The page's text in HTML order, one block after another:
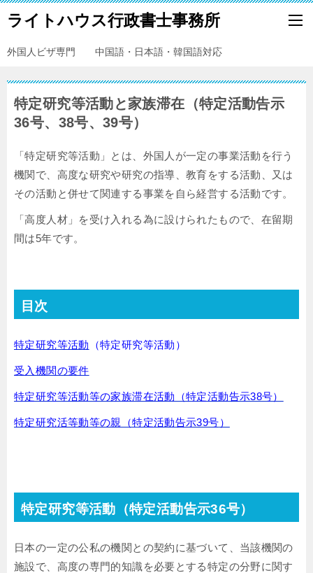
ライトハウス行政書士事務所
外国人ビザ専門 中国語・日本語・韓国語対応
特定研究等活動と家族滞在（特定活動告示
36号、38号、39号）
「特定研究等活動」とは、外国人が一定の事業活動を行う
機関で、高度な研究や研究の指導、教育をする活動、又は
その活動と併せて関連する事業を自ら経営する活動です。
「高度人材」を受け入れる為に設けられたもので、在留期
間は5年です。
目次
特定研究等活動 （特定研究等活動）
受入機関の要件
特定研究等活動等の家族滞在活動（特定活動告示38号）
特定研究活等動等の親（特定活動告示39号）
特定研究等活動（特定活動告示36号）
日本の一定の公私の機関との契約に基づいて、当該機関の
施設で、高度の専門的知識を必要とする特定の分野に関す